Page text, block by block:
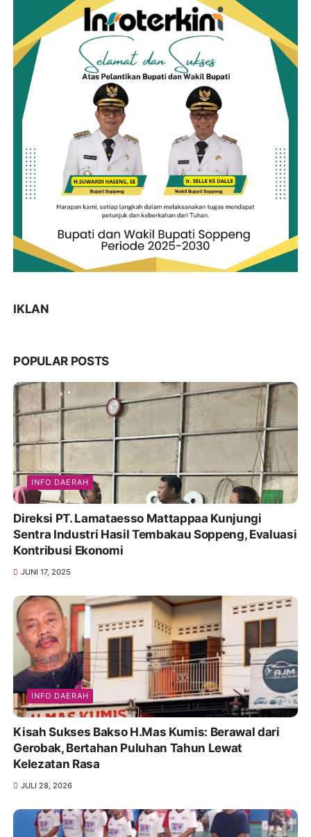
IKLAN
POPULAR POSTS
INFO DAERAH
Direksi PT. Lamataesso Mattappaa Kunjungi
Sentra Industri Hasil Tembakau Soppeng, Evaluasi
Kontribusi Ekonomi
JUNI 17, 2025
INFO DAERAH
Kisah Sukses Bakso H.Mas Kumis: Berawal dari
Gerobak, Bertahan Puluhan Tahun Lewat
Kelezatan Rasa
JULI 28, 2026